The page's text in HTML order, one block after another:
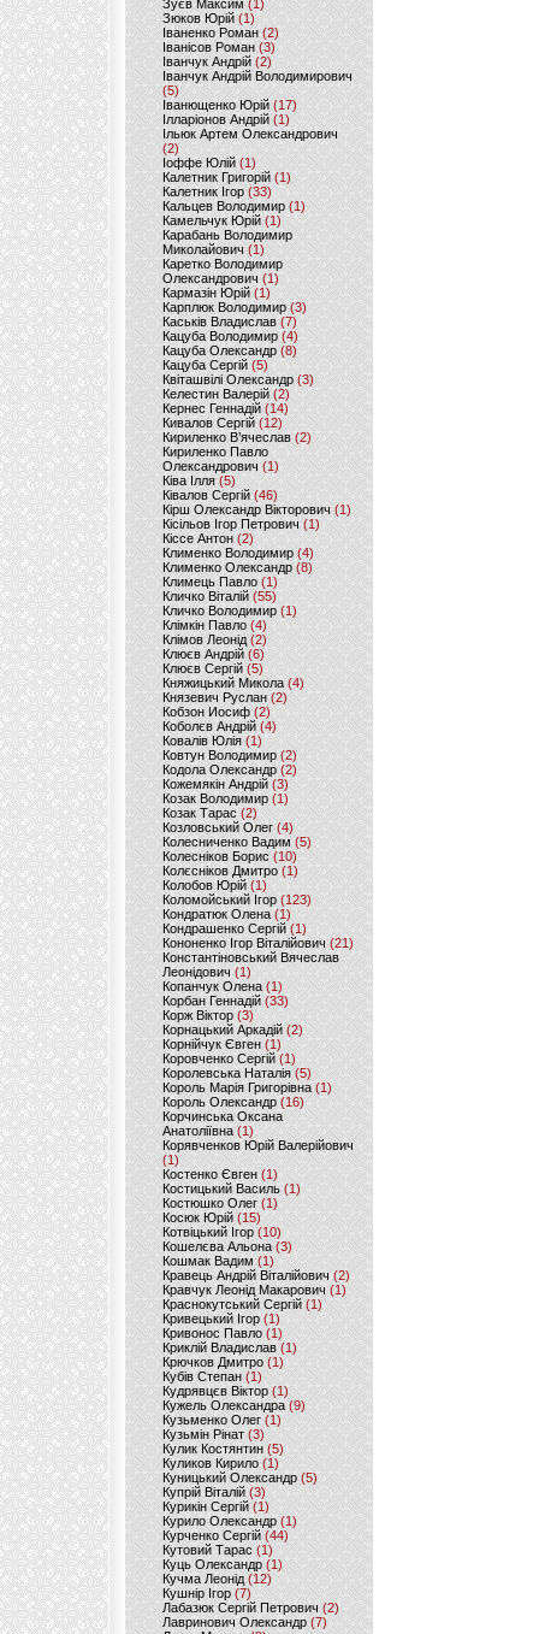
Зуєв Максим(1)
Зюков Юрій (1)
Іваненко Роман (2)
Іванісов Роман (3)
Іванчук Андрій(2)
Іванчук Андрій Володимирович
(5)
Іванющенко Юрій (17)
Ілларіонов Андрій (1)
Ільюк Артем Олександрович
(2)
Іоффе Юлій (1)
Калетник Григорій(1)
Калетник Ігор (33)
Кальцев Володимир(1)
Камельчук Юрій (1)
Карабань Володимир
Миколайович (1)
Каретко Володимир
Олександрович (1)
Кармазін Юрій(1)
Карплюк Володимир(3)
Каськів Владислав (7)
Кацуба Володимир (4)
Кацуба Олександр (8)
Кацуба Сергій (5)
Квіташвілі Олександр(3)
Келестин Валерій(2)
Кернес Геннадій (14)
Кивалов Сергій (12)
Кириленко В’ячеслав (2)
Кириленко Павло
Олександрович (1)
Ківа Ілля (5)
Ківалов Сергій(46)
Кірш Олександр Вікторович (1)
Кісільов Ігор Петрович (1)
Кіссе Антон (2)
Клименко Володимир(4)
Клименко Олександр (8)
Климець Павло (1)
Кличко Віталій(55)
Кличко Володимир (1)
Клімкін Павло (4)
Клімов Леонід(2)
Клюєв Андрій(6)
Клюєв Сергій (5)
Княжицький Микола(4)
Князевич Руслан (2)
Кобзон Иосиф(2)
Коболєв Андрій (4)
Ковалів Юлія(1)
Ковтун Володимир (2)
Кодола Олександр (2)
Кожемякін Андрій (3)
Козак Володимир (1)
Козак Тарас (2)
Козловський Олег(4)
Колесниченко Вадим (5)
Колесніков Борис (10)
Колєсніков Дмитро (1)
Колобов Юрій (1)
Коломойський Ігор (123)
Кондратюк Олена(1)
Кондрашенко Сергій (1)
Кононенко Ігор Віталійович (21)
Константіновський Вячеслав
Леонідович (1)
Копанчук Олена (1)
Корбан Геннадій (33)
Корж Віктор (3)
Корнацький Аркадій (2)
Корнійчук Євген (1)
Коровченко Сергій (1)
Королевська Наталія(5)
Король Марія Григорівна (1)
Король Олександр (16)
Корчинська Оксана
Анатоліївна (1)
Корявченков Юрій Валерійович
(1)
Костенко Євген (1)
Костицький Василь (1)
Костюшко Олег (1)
Косюк Юрій (15)
Котвіцький Ігор (10)
Кошелєва Альона(3)
Кошмак Вадим (1)
Кравець Андрій Віталійович (2)
Кравчук Леонід Макарович (1)
Краснокутський Сергій (1)
Кривецький Ігор (1)
Кривонос Павло (1)
Криклій Владислав (1)
Крючков Дмитро(1)
Кубів Степан(1)
Кудрявцєв Віктор (1)
Кужель Олександра (9)
Кузьменко Олег (1)
Кузьмін Рінат(3)
Кулик Костянтин(5)
Куликов Кирило (1)
Куницький Олександр (5)
Купрій Віталій (3)
Курикін Сергій(1)
Курило Олександр (1)
Курченко Сергій (44)
Кутовий Тарас (1)
Куць Олександр (1)
Кучма Леонід (12)
Кушнір Ігор(7)
Лабазюк Сергій Петрович (2)
Лавринович Олександр(7)